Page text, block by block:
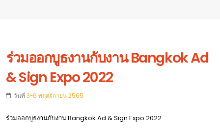
ร่วมออกบูธงานกับงาน Bangkok Ad
& Sign Expo 2022
วันที่ 3-6 พฤศจิกายน 2565
ร่วมออกบูธงานกับงาน Bangkok Ad & Sign Expo 2022